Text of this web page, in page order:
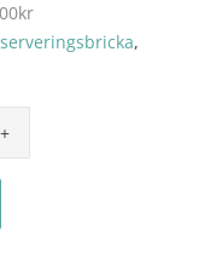
serveringsbricka,